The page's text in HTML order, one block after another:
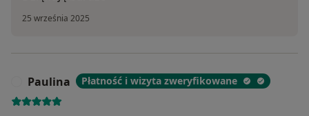
- masażyści
Wszyscy nasi specjaliści są zobowiązani do pracy pod
25 września 2025
Paulina Płatność i wizyta zweryfikowane